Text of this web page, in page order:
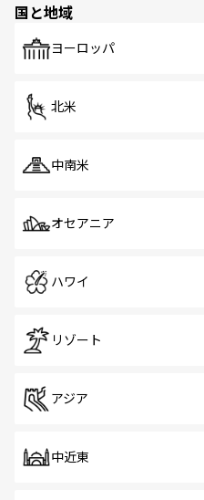
で、ホーカーズは地
国と地域
ヨーロッパ
北米
中南米
オセアニア
ハワイ
リゾート
アジア
中近東